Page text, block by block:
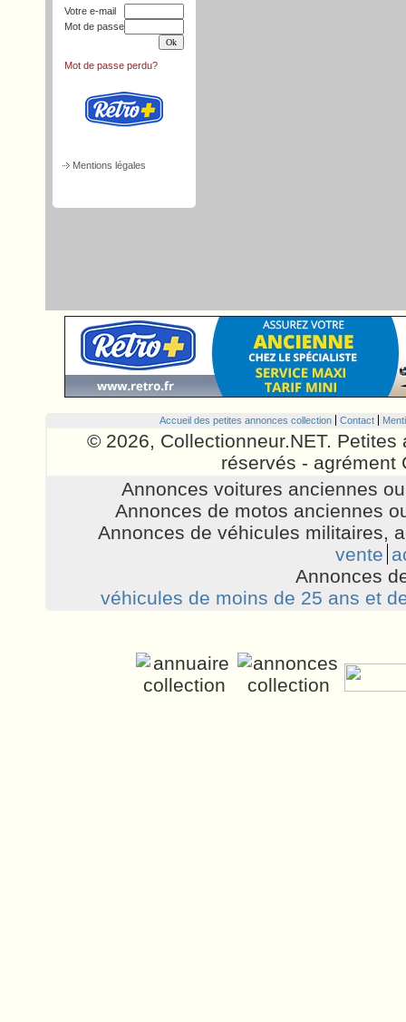
Votre e-mail
Mot de passe
Mot de passe perdu?
Mentions légales
Accueil des petites annonces collection Contact
© 2026, Collectionneur.NET.
réservés - agrément
Annonces voitures anciennes
Annonces de motos anciennes
Annonces de véhicules militaires,
vente
Annonces
véhicules de moins de 25 ans et